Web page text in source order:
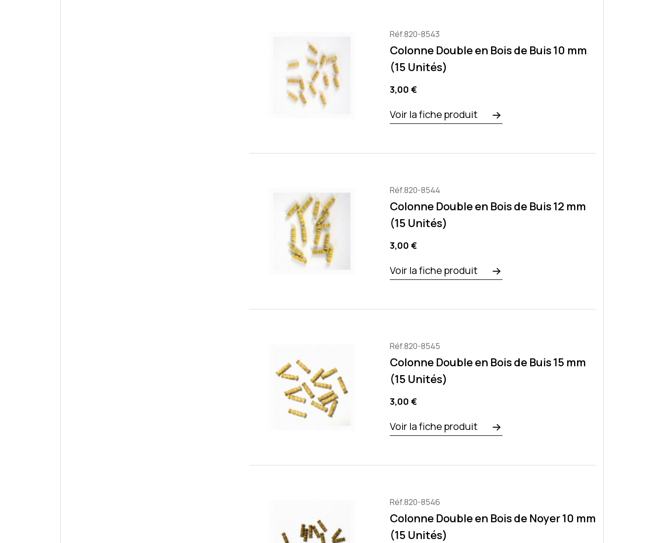
Réf.820-8543
Colonne Double en Bois de Buis 10 mm
(15 Unités)
Precio
3,00 €
Voir la fiche produit
Réf.820-8544
Colonne Double en Bois de Buis 12 mm
(15 Unités)
Precio
3,00 €
Voir la fiche produit
Réf.820-8545
Colonne Double en Bois de Buis 15 mm
(15 Unités)
Precio
3,00 €
Voir la fiche produit
Réf.820-8546
Colonne Double en Bois de Noyer 10 mm
(15 Unités)